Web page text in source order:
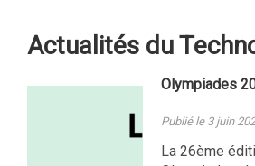
Actualités du
Olympiades
Publié le 3 juin
La 26ème